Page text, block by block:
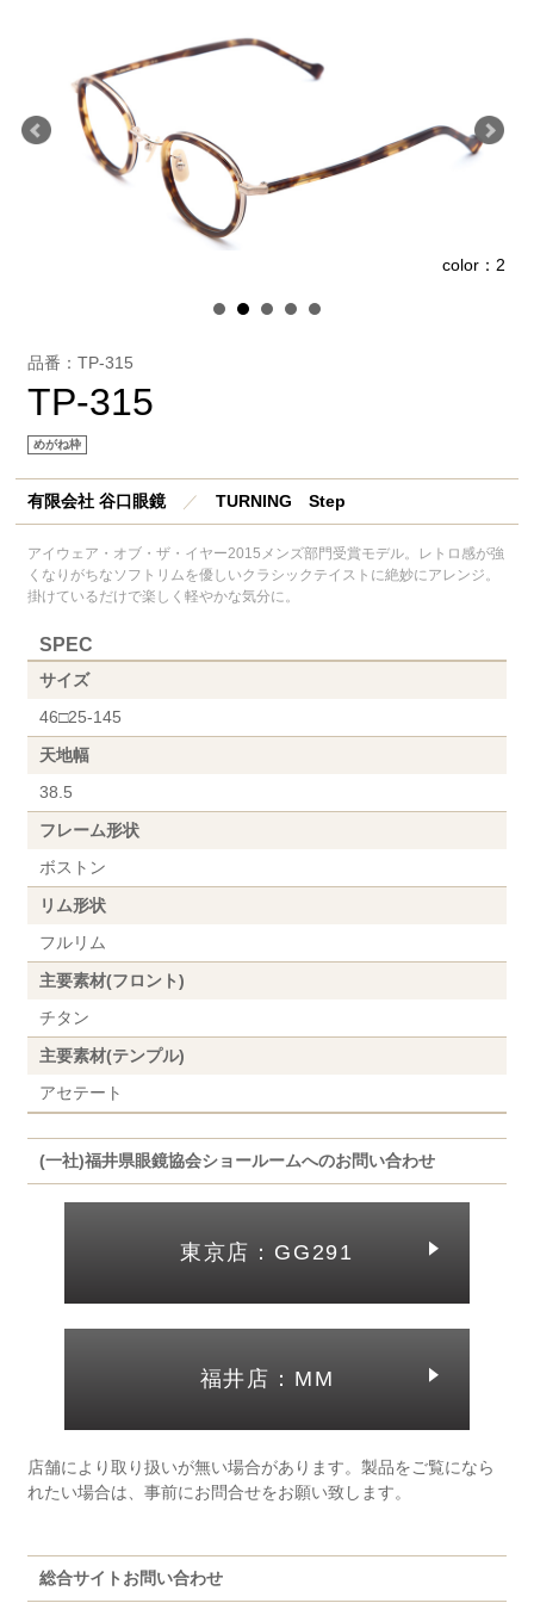
color：2
品番：TP-315
TP-315
めがね枠
有限会社 谷口眼鏡／TURNING Step
アイウェア・オブ・ザ・イヤー2015メンズ部門受賞モデル。レトロ感が強
くなりがちなソフトリムを優しいクラシックテイストに絶妙にアレンジ。
掛けているだけで楽しく軽やかな気分に。
SPEC
サイズ
46□25-145
天地幅
38.5
フレーム形状
ボストン
リム形状
フルリム
主要素材(フロント)
チタン
主要素材(テンプル)
アセテート
(一社)福井県眼鏡協会ショールームへのお問い合わせ
東京店：GG291
福井店：MM
店舗により取り扱いが無い場合があります。製品をご覧になら
れたい場合は、事前にお問合せをお願い致します。
総合サイトお問い合わせ